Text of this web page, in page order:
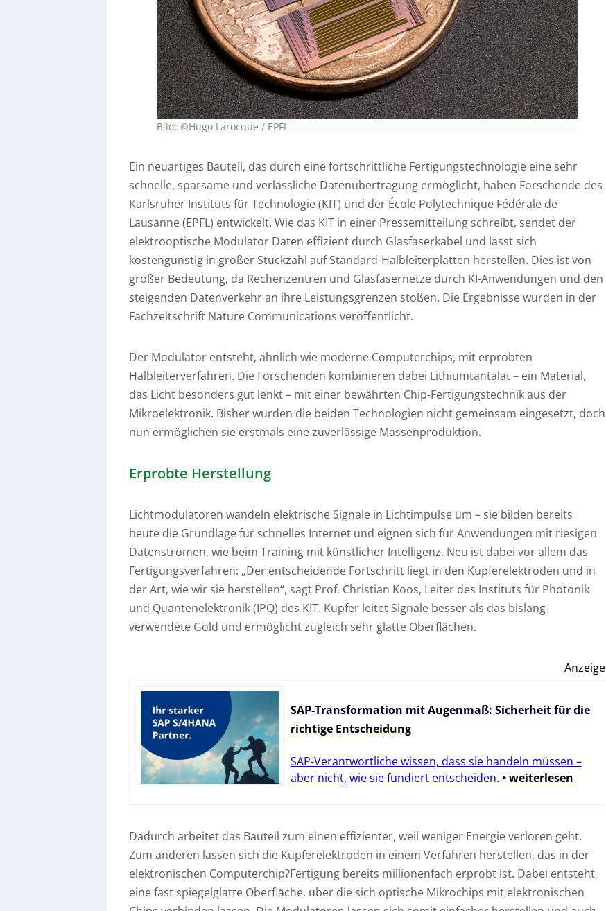
Bild: ©Hugo Larocque / EPFL
Ein neuartiges Bauteil, das durch eine fortschrittliche Fertigungstechnologie eine sehr
schnelle, sparsame und verlässliche Datenübertragung ermöglicht, haben Forschende des
Karlsruher Instituts für Technologie (KIT) und der École Polytechnique Fédérale de
Lausanne (EPFL) entwickelt. Wie das KIT in einer Pressemitteilung schreibt, sendet der
elektrooptische Modulator Daten effizient durch Glasfaserkabel und lässt sich
kostengünstig in großer Stückzahl auf Standard-Halbleiterplatten herstellen. Dies ist von
großer Bedeutung, da Rechenzentren und Glasfasernetze durch KI-Anwendungen und den
steigenden Datenverkehr an ihre Leistungsgrenzen stoßen. Die Ergebnisse wurden in der
Fachzeitschrift Nature Communications veröffentlicht.
Der Modulator entsteht, ähnlich wie moderne Computerchips, mit erprobten
Halbleiterverfahren. Die Forschenden kombinieren dabei Lithiumtantalat – ein Material,
das Licht besonders gut lenkt – mit einer bewährten Chip-Fertigungstechnik aus der
Mikroelektronik. Bisher wurden die beiden Technologien nicht gemeinsam eingesetzt, doch
nun ermöglichen sie erstmals eine zuverlässige Massenproduktion.
Erprobte Herstellung
Lichtmodulatoren wandeln elektrische Signale in Lichtimpulse um – sie bilden bereits
heute die Grundlage für schnelles Internet und eignen sich für Anwendungen mit riesigen
Datenströmen, wie beim Training mit künstlicher Intelligenz. Neu ist dabei vor allem das
Fertigungsverfahren: „Der entscheidende Fortschritt liegt in den Kupferelektroden und in
der Art, wie wir sie herstellen“, sagt Prof. Christian Koos, Leiter des Instituts für Photonik
und Quantenelektronik (IPQ) des KIT. Kupfer leitet Signale besser als das bislang
verwendete Gold und ermöglicht zugleich sehr glatte Oberflächen.
Anzeige
SAP-Transformation mit Augenmaß: Sicherheit für die
richtige Entscheidung
SAP-Verantwortliche wissen, dass sie handeln müssen –
aber nicht, wie sie fundiert entscheiden. ‣ weiterlesen
Dadurch arbeitet das Bauteil zum einen effizienter, weil weniger Energie verloren geht.
Zum anderen lassen sich die Kupferelektroden in einem Verfahren herstellen, das in der
elektronischen Computerchip?Fertigung bereits millionenfach erprobt ist. Dabei entsteht
eine fast spiegelglatte Oberfläche, über die sich optische Mikrochips mit elektronischen